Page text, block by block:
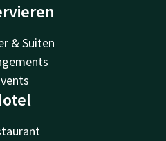
& Suiten